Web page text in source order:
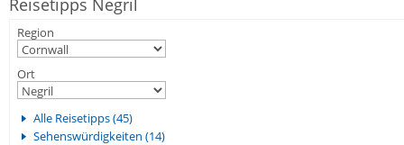
Reisetipps Negril
Region
Ort
Alle Reisetipps (45)
Sehenswürdigkeiten (14)